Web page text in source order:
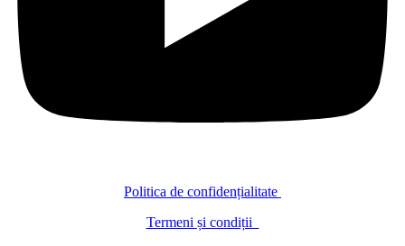
Politica de confidențialitate
Termeni și condiții